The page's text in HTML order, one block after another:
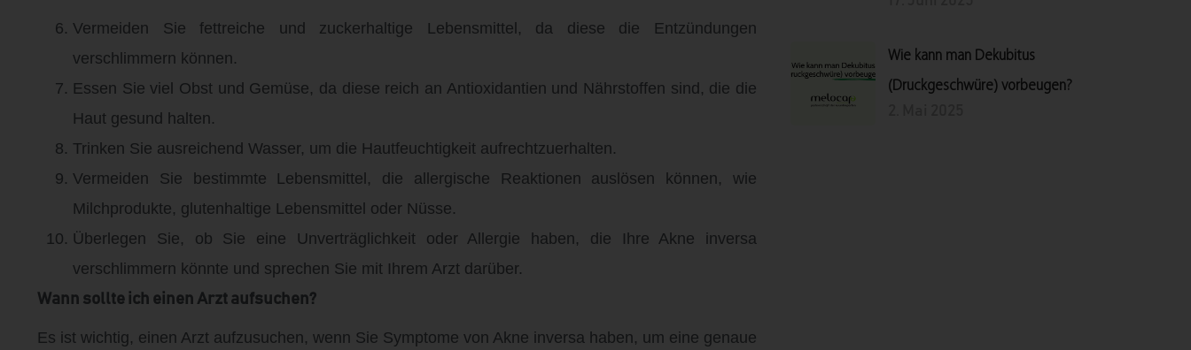
Vermeiden Sie fettreiche und zuckerhaltige Lebensmittel, da diese die Entzündungen
verschlimmern können.
Essen Sie viel Obst und Gemüse, da diese reich an Antioxidantien und Nährstoffen sind, die die
Haut gesund halten.
Trinken Sie ausreichend Wasser, um die Hautfeuchtigkeit aufrechtzuerhalten.
Vermeiden Sie bestimmte Lebensmittel, die allergische Reaktionen auslösen können, wie
Milchprodukte, glutenhaltige Lebensmittel oder Nüsse.
Überlegen Sie, ob Sie eine Unverträglichkeit oder Allergie haben, die Ihre Akne inversa
verschlimmern könnte und sprechen Sie mit Ihrem Arzt darüber.
Wann sollte ich einen Arzt aufsuchen?
Es ist wichtig, einen Arzt aufzusuchen, wenn Sie Symptome von Akne inversa haben, um eine genaue
Wie kann man Dekubitus
(Druckgeschwüre) vorbeugen?